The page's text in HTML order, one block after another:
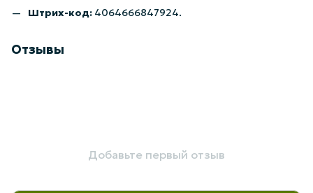
Штрих-код: 4064666847924.
Отзывы
Добавьте первый отзыв